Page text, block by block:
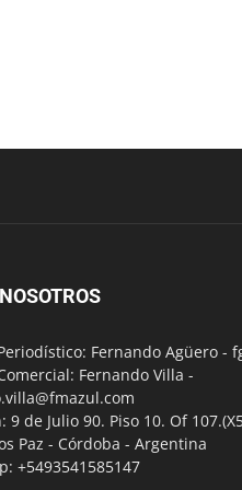
Fernando Agüero -
Fernando Villa -
9 de Julio 90. Piso 10. Of
Paz - Córdoba - Argentina
+5493541585147